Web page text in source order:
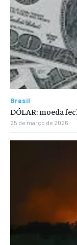
Brasil
DÓLAR: moeda
25 de março de 2026